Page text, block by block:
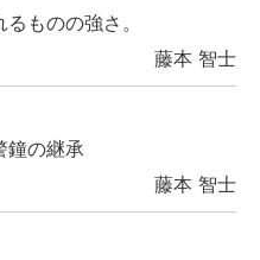
ものの強さ。
藤本 智士
鐘の継承
藤本 智士